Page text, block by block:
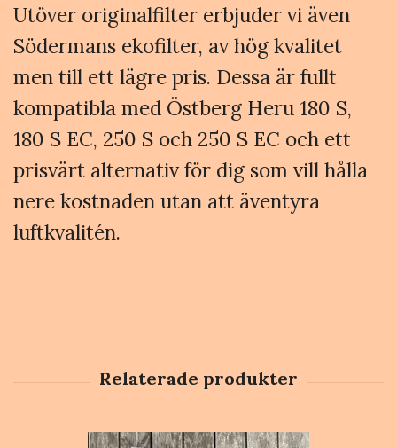
Utöver originalfilter erbjuder vi även
Södermans ekofilter, av hög kvalitet
men till ett lägre pris. Dessa är fullt
kompatibla med Östberg Heru 180 S,
180 S EC, 250 S och 250 S EC och ett
prisvärt alternativ för dig som vill hålla
nere kostnaden utan att äventyra
luftkvalitén.